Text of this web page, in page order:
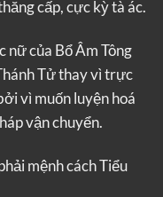
cấp, cực kỳ tà ác.
nữ của Bổ Âm Tông
Tử thay vì trực
vì muốn luyện hoá
vận chuyển.
mệnh cách Tiểu